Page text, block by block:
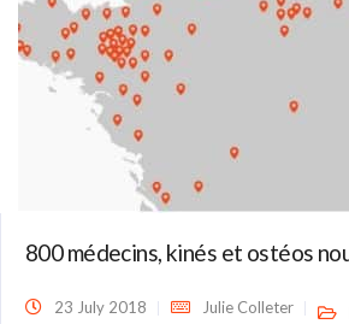
800 médecins, kinés et ostéos
23 July 2018 Julie Colleter